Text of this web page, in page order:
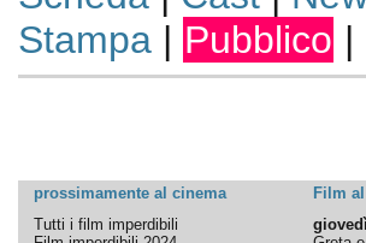
Stampa| Pubblico |
prossimamente al cinema
Film
Tutti i film imperdibili